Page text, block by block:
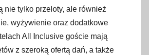
nie tylko przeloty, ale również
wyżywienie oraz dodatkowe
All Inclusive goście mają
z szeroką ofertą dań, a także